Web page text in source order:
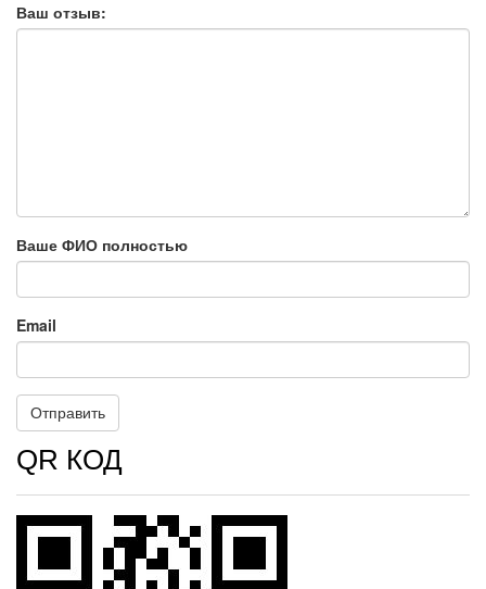
Ваш отзыв:
Ваше ФИО полностью
Email
QR КОД